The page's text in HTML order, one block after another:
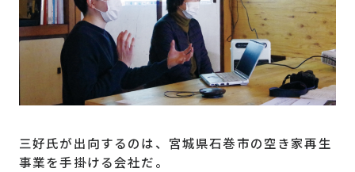
三好氏が出向するのは、宮城県石巻市の空き家再生
事業を手掛ける会社だ。